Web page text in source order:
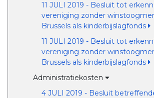
11 JULI 2019 - Besluit tot
vereniging zonder
Brussels als kinderbijslagfonds
11 JULI 2019 - Besluit tot
vereniging zonder
Brussels als kinderbijslagfonds
Administratiekosten
4 JULI 2019 - Besluit